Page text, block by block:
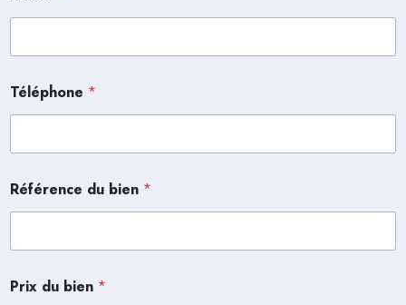
Téléphone *
Référence du bien *
Prix du bien *